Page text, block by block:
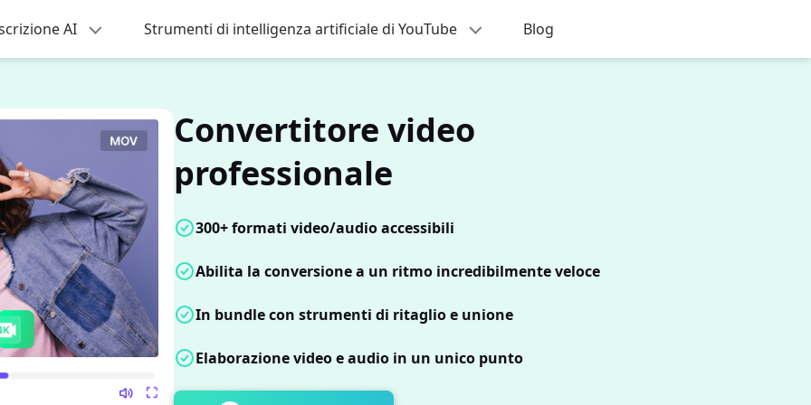
AI Strumenti di intelligenza artificiale di YouTube Blog
Convertitore video
professionale
300+ formati video/audio accessibili
Abilita la conversione a un ritmo incredibilmente veloce
In bundle con strumenti di ritaglio e unione
Elaborazione video e audio in un unico punto